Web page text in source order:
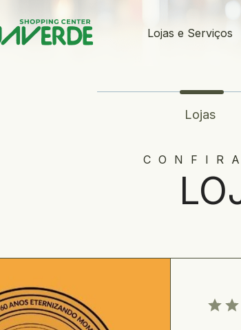
Lojas e Serviços
Lojas